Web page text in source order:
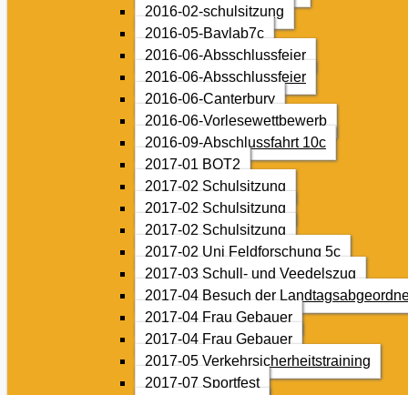
2016-02-schulsitzung
2016-05-Baylab7c
2016-06-Absschlussfeier
2016-06-Absschlussfeier
2016-06-Canterbury
2016-06-Vorlesewettbewerb
2016-09-Abschlussfahrt 10c
2017-01 BOT2
2017-02 Schulsitzung
2017-02 Schulsitzung
2017-02 Schulsitzung
2017-02 Uni Feldforschung 5c
2017-03 Schull- und Veedelszug
2017-04 Besuch der
2017-04 Frau Gebauer
2017-04 Frau Gebauer
2017-05 Verkehrsicherheitstraining
2017-07 Sportfest